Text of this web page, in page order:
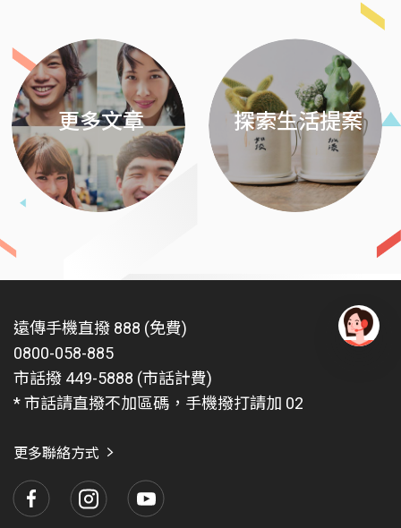
更多文章 探索生活提案
遠傳手機直撥 888 (免費)
0800-058-885
市話撥 449-5888 (市話計費)
* 市話請直撥不加區碼，手機撥打請加 02
更多聯絡方式